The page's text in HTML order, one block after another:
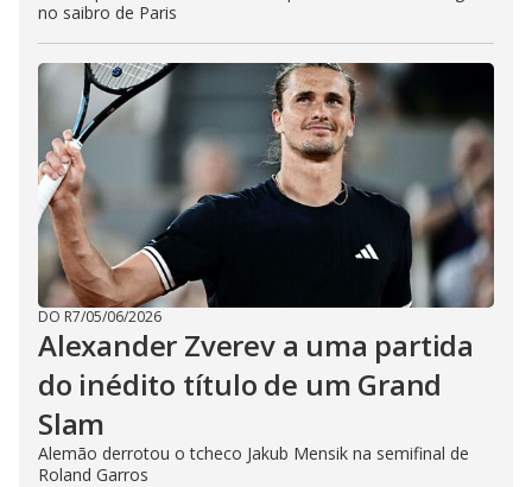
no saibro de Paris
DO R7/05/06/2026
Alexander Zverev a uma partida
do inédito título de um Grand
Slam
Alemão derrotou o tcheco Jakub Mensik na semifinal de
Roland Garros